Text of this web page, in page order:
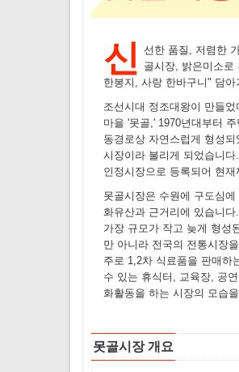
신
선한 품질, 저렴한
골시장, 밝은미소로
한봉지, 사랑 한바구니" 담아
조선시대 정조대왕이 만들
마을 '못골,' 1970년대부터
동경로상 자연스럽게 형성되
시장이라 불리게 되었습니
인정시장으로 등록되어 현
못골시장은 수원에 구도심
화유산과 근거리에 있습니
가장 규모가 작고 늦게 형성
만 아니라 전국의 전통시장
주로 1,2차 식료품을 판매하
수 있는 휴식터, 교육장, 공
화활동을 하는 시장의 모습
못골시장 개요